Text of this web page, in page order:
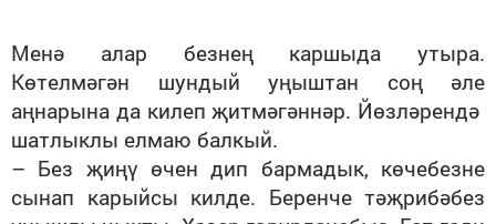
Менә алар безнең каршыда утыра.
Көтелмәгән шундый уңыштан соң әле
аңнарына да килеп җитмәгәннәр. Йөзләрендә
шатлыклы елмаю балкый.
– Без җиңү өчен дип бармадык, көчебезне
сынап карыйсы килде. Беренче тәҗрибәбез